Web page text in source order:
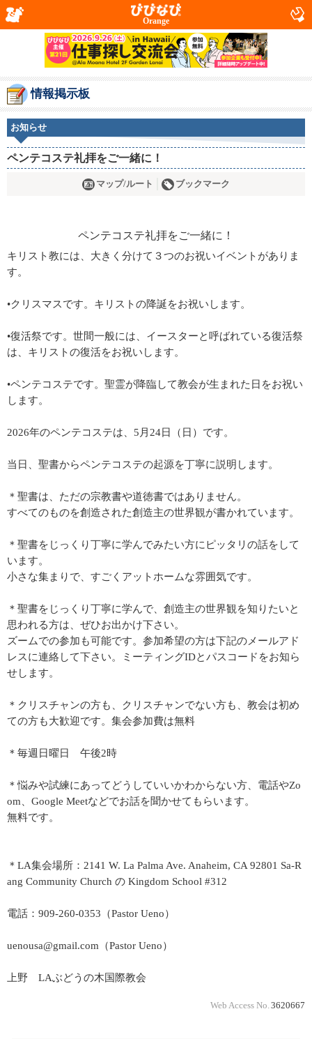
Orange
情報掲示板
お知らせ
ペンテコステ礼拝をご一緒に！
マップ/ルート ブックマーク
キリスト教には、大きく分けて３つのお祝いイベントがありま
す。
•クリスマスです。キリストの降誕をお祝いします。
•復活祭です。世間一般には、イースターと呼ばれている復活祭
は、キリストの復活をお祝いします。
•ペンテコステです。聖霊が降臨して教会が生まれた日をお祝い
します。
2026年のペンテコステは、5月24日（日）です。
当日、聖書からペンテコステの起源を丁寧に説明します。
＊聖書は、ただの宗教書や道徳書ではありません。
すべてのものを創造された創造主の世界観が書かれています。
＊聖書をじっくり丁寧に学んでみたい方にピッタリの話をして
います。
小さな集まりで、すごくアットホームな雰囲気です。
＊聖書をじっくり丁寧に学んで、創造主の世界観を知りたいと
思われる方は、ぜひお出かけ下さい。
ズームでの参加も可能です。参加希望の方は下記のメールアド
レスに連絡して下さい。ミーティングIDとパスコードをお知ら
せします。
＊クリスチャンの方も、クリスチャンでない方も、教会は初め
ての方も大歓迎です。集会参加費は無料
＊毎週日曜日 午後2時
＊悩みや試練にあってどうしていいかわからない方、電話やZo
om、Google Meetなどでお話を聞かせてもらいます。
無料です。
＊LA集会場所：2141 W. La Palma Ave. Anaheim, CA 92801 Sa-R
ang Community Church の Kingdom School #312
電話：909-260-0353（Pastor Ueno）
uenousa@gmail.com（Pastor Ueno）
上野 LAぶどうの木国際教会
Web Access No. 3620667